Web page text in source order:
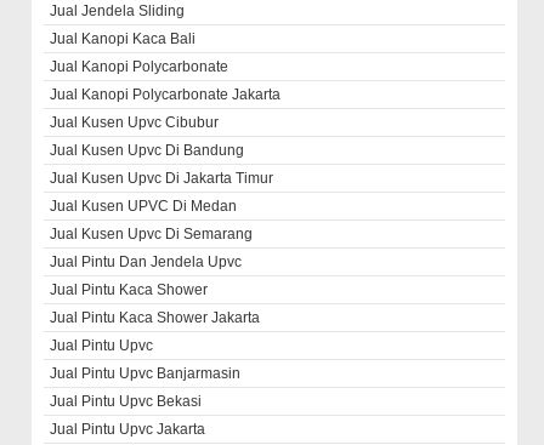
Jual Jendela Sliding
Jual Kanopi Kaca Bali
Jual Kanopi Polycarbonate
Jual Kanopi Polycarbonate Jakarta
Jual Kusen Upvc Cibubur
Jual Kusen Upvc Di Bandung
Jual Kusen Upvc Di Jakarta Timur
Jual Kusen UPVC Di Medan
Jual Kusen Upvc Di Semarang
Jual Pintu Dan Jendela Upvc
Jual Pintu Kaca Shower
Jual Pintu Kaca Shower Jakarta
Jual Pintu Upvc
Jual Pintu Upvc Banjarmasin
Jual Pintu Upvc Bekasi
Jual Pintu Upvc Jakarta